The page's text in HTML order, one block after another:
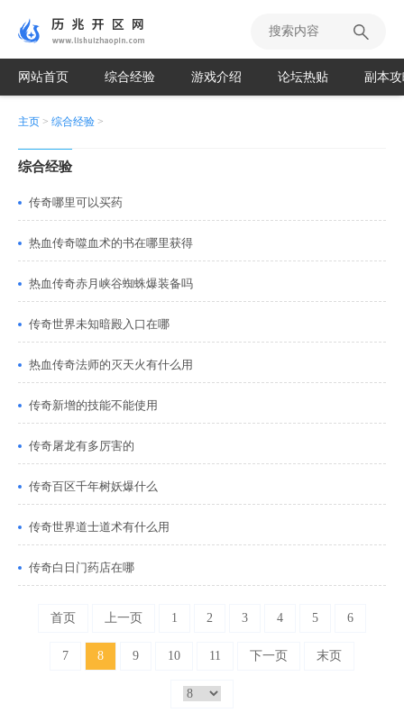
网站首页 综合经验 游戏介绍 论坛热贴 副本
主页 > 综合经验 >
综合经验
传奇哪里可以买药
热血传奇噬血术的书在哪里获得
热血传奇赤月峡谷蜘蛛爆装备吗
传奇世界未知暗殿入口在哪
热血传奇法师的灭天火有什么用
传奇新增的技能不能使用
传奇屠龙有多厉害的
传奇百区千年树妖爆什么
传奇世界道士道术有什么用
传奇白日门药店在哪
首页 上一页 1 2 3 4 5 6
7 8 9 10 11 下一页 末页